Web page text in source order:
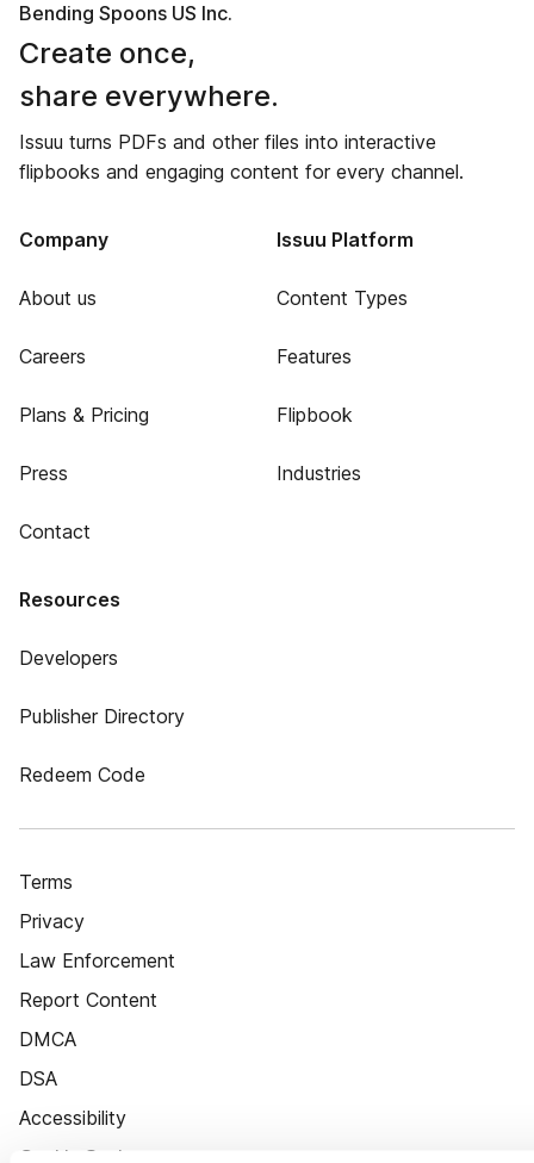
Bending Spoons US Inc.
Create once,
share everywhere.
Issuu turns PDFs and other files into interactive
flipbooks and engaging content for every channel.
Company
About us
Careers
Plans & Pricing
Press
Contact
Issuu Platform
Content Types
Features
Flipbook
Industries
Resources
Developers
Publisher Directory
Redeem Code
Terms
Privacy
Law Enforcement
Report Content
DMCA
DSA
Accessibility
Cookie Settings